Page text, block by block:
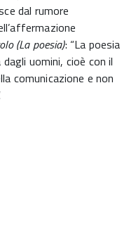
dal rumore
(La poesia): “La poesia
uomini, cioè con il
comunicazione e non